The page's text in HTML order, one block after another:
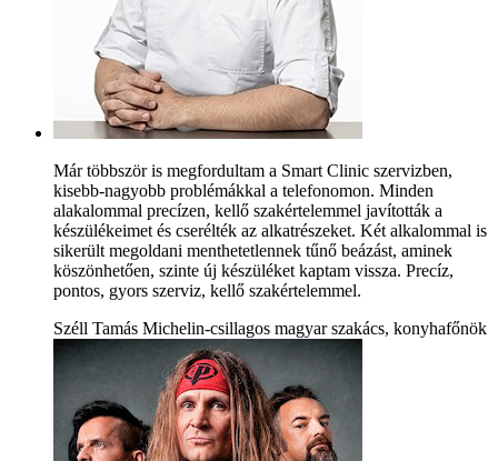
Már többször is megfordultam a Smart Clinic szervizben,
kisebb-nagyobb problémákkal a telefonomon. Minden
alakalommal precízen, kellő szakértelemmel javították a
készülékeimet és cserélték az alkatrészeket. Két alkalommal is
sikerült megoldani menthetetlennek tűnő beázást, aminek
köszönhetően, szinte új készüléket kaptam vissza. Precíz,
pontos, gyors szerviz, kellő szakértelemmel.
Széll Tamás Michelin-csillagos magyar szakács, konyhafőnök